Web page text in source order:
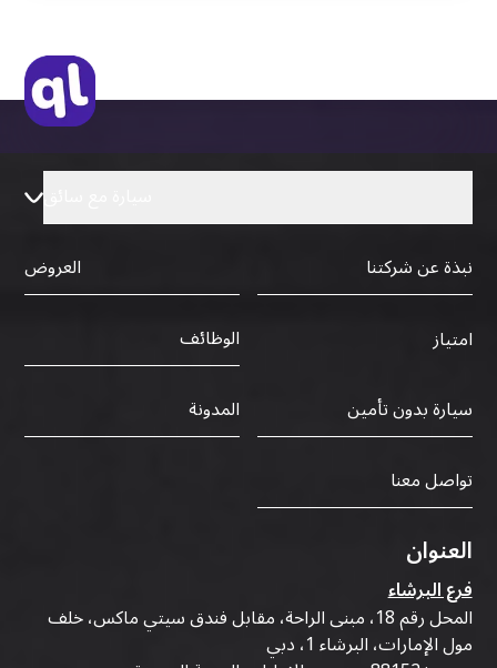
نبذة عن شركتنا
العروض
امتياز
الوظائف
سيارة بدون تأمين
المدونة
تواصل معنا
العنوان
فرع البرشاء
المحل رقم 18، مبنى الراحة، مقابل فندق سيتي ماكس، خلف
مول الإمارات، البرشاء 1، دبي